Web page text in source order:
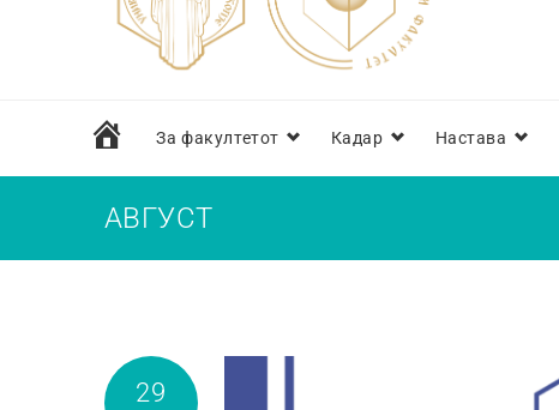
домаЗа факултетот Кадар Настава
АВГУСТ
29